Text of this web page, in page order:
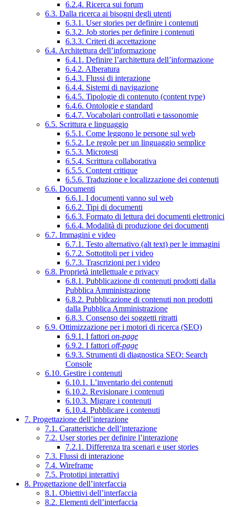
6.2.4. Ricerca sui forum
6.3. Dalla ricerca ai bisogni degli utenti
6.3.1. User stories per definire i contenuti
6.3.2. Job stories per definire i contenuti
6.3.3. Criteri di accettazione
6.4. Architettura dell’informazione
6.4.1. Definire l’architettura dell’informazione
6.4.2. Alberatura
6.4.3. Flussi di interazione
6.4.4. Sistemi di navigazione
6.4.5. Tipologie di contenuto (content type)
6.4.6. Ontologie e standard
6.4.7. Vocabolari controllati e tassonomie
6.5. Scrittura e linguaggio
6.5.1. Come leggono le persone sul web
6.5.2. Le regole per un linguaggio semplice
6.5.3. Microtesti
6.5.4. Scrittura collaborativa
6.5.5. Content critique
6.5.6. Traduzione e localizzazione dei contenuti
6.6. Documenti
6.6.1. I documenti vanno sul web
6.6.2. Tipi di documenti
6.6.3. Formato di lettura dei documenti elettronici
6.6.4. Modalità di produzione dei documenti
6.7. Immagini e video
6.7.1. Testo alternativo (alt text) per le immagini
6.7.2. Sottotitoli per i video
6.7.3. Trascrizioni per i video
6.8. Proprietà intellettuale e privacy
6.8.1. Pubblicazione di contenuti prodotti dalla
Pubblica Amministrazione
6.8.2. Pubblicazione di contenuti non prodotti
dalla Pubblica Amministrazione
6.8.3. Consenso dei soggetti ritratti
6.9. Ottimizzazione per i motori di ricerca (SEO)
6.9.1. I fattori on-page
6.9.2. I fattori off-page
6.9.3. Strumenti di diagnostica SEO: Search
Console
6.10. Gestire i contenuti
6.10.1. L’inventario dei contenuti
6.10.2. Revisionare i contenuti
6.10.3. Migrare i contenuti
6.10.4. Pubblicare i contenuti
7. Progettazione dell’interazione
7.1. Caratteristiche dell’interazione
7.2. User stories per definire l’interazione
7.2.1. Differenza tra scenari e user stories
7.3. Flussi di interazione
7.4. Wireframe
7.5. Prototipi interattivi
8. Progettazione dell’interfaccia
8.1. Obiettivi dell’interfaccia
8.2. Elementi dell’interfaccia